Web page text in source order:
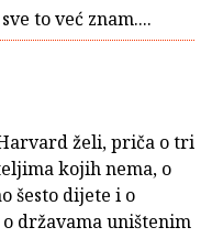
to već znam....
želi, priča o tri
kojih nema, o
šesto dijete i o
državama uništenim